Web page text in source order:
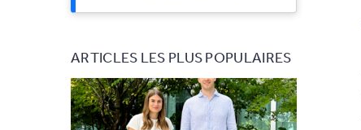
ARTICLES LES PLUS POPULAIRES